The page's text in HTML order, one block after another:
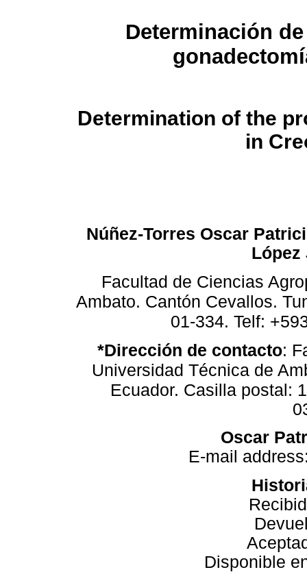
Determinación
Determination of the
in
Núñez-Torres Oscar
López
Facultad de Ciencias
Ambato. Cantón Cevallos.
01-334. Telf:
*Dirección de contacto:
Universidad Técnica de
Ecuador. Casilla postal:
Oscar
E-mail
Disponible